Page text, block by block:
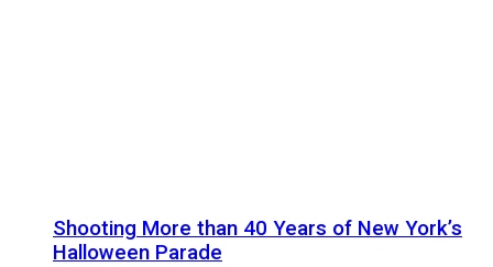
Shooting More than 40 Years of New York’s
Halloween Parade